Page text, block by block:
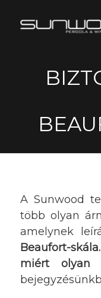
A Sunwood
több olyan
amelynek
Beaufort-
miért olyan